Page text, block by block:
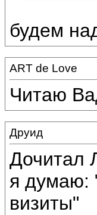
будем
ART de Love
Читаю
Друид
Дочитал
я думаю:
визиты"